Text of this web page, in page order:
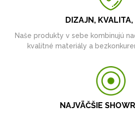
DIZAJN, KVALITA,
Naše produkty v sebe kombinujú
kvalitné materiály a
NAJVÄČŠIE